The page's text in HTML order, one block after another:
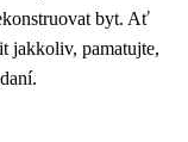
byt. Ať
jakkoliv, pamatujte,